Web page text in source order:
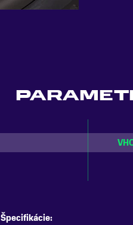
Špecifikácie: